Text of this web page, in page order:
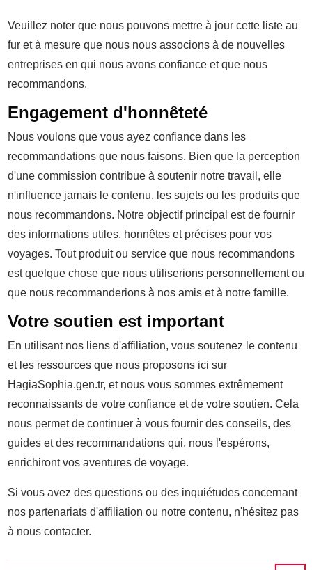
Veuillez noter que nous pouvons mettre à jour cette liste au
fur et à mesure que nous nous associons à de nouvelles
entreprises en qui nous avons confiance et que nous
recommandons.
Engagement d'honnêteté
Nous voulons que vous ayez confiance dans les
recommandations que nous faisons. Bien que la perception
d'une commission contribue à soutenir notre travail, elle
n'influence jamais le contenu, les sujets ou les produits que
nous recommandons. Notre objectif principal est de fournir
des informations utiles, honnêtes et précises pour vos
voyages. Tout produit ou service que nous recommandons
est quelque chose que nous utiliserions personnellement ou
que nous recommanderions à nos amis et à notre famille.
Votre soutien est important
En utilisant nos liens d'affiliation, vous soutenez le contenu
et les ressources que nous proposons ici sur
HagiaSophia.gen.tr, et nous vous sommes extrêmement
reconnaissants de votre confiance et de votre soutien. Cela
nous permet de continuer à vous fournir des conseils, des
guides et des recommandations qui, nous l'espérons,
enrichiront vos aventures de voyage.
Si vous avez des questions ou des inquiétudes concernant
nos partenariats d'affiliation ou notre contenu, n'hésitez pas
à nous contacter.